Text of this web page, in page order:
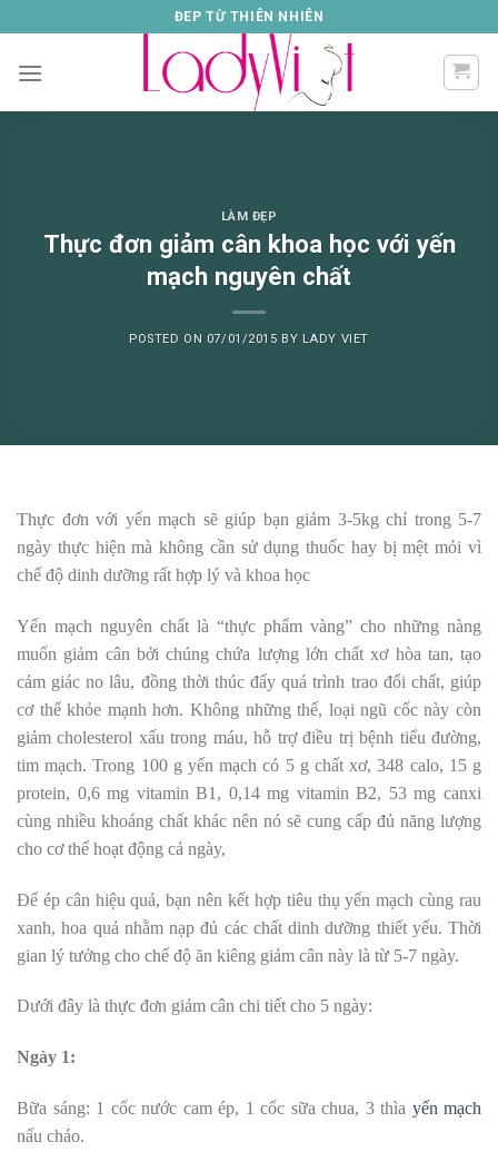
to
content
ĐEP TỪ THIÊN NHIÊN
LÀM ĐẸP
Thực đơn giảm cân khoa học với yến
mạch nguyên chất
POSTED ON 07/01/2015 BY LADY VIET
Thực đơn với yến mạch sẽ giúp bạn giảm 3-5kg chỉ trong 5-7
ngày thực hiện mà không cần sử dụng thuốc hay bị mệt mỏi vì
chế độ dinh dưỡng rất hợp lý và khoa học
Yến mạch nguyên chất là “thực phẩm vàng” cho những nàng
muốn giảm cân bởi chúng chứa lượng lớn chất xơ hòa tan, tạo
cảm giác no lâu, đồng thời thúc đẩy quá trình trao đổi chất, giúp
cơ thể khỏe mạnh hơn. Không những thế, loại ngũ cốc này còn
giảm cholesterol xấu trong máu, hỗ trợ điều trị bệnh tiểu đường,
tim mạch. Trong 100 g yến mạch có 5 g chất xơ, 348 calo, 15 g
protein, 0,6 mg vitamin B1, 0,14 mg vitamin B2, 53 mg canxi
cùng nhiều khoáng chất khác nên nó sẽ cung cấp đủ năng lượng
cho cơ thể hoạt động cả ngày,
Để ép cân hiệu quả, bạn nên kết hợp tiêu thụ yến mạch cùng rau
xanh, hoa quả nhằm nạp đủ các chất dinh dưỡng thiết yếu. Thời
gian lý tưởng cho chế độ ăn kiêng giảm cân này là từ 5-7 ngày.
Dưới đây là thực đơn giảm cân chi tiết cho 5 ngày:
Ngày 1:
Bữa sáng: 1 cốc nước cam ép, 1 cốc sữa chua, 3 thìa yến mạch
nấu cháo.